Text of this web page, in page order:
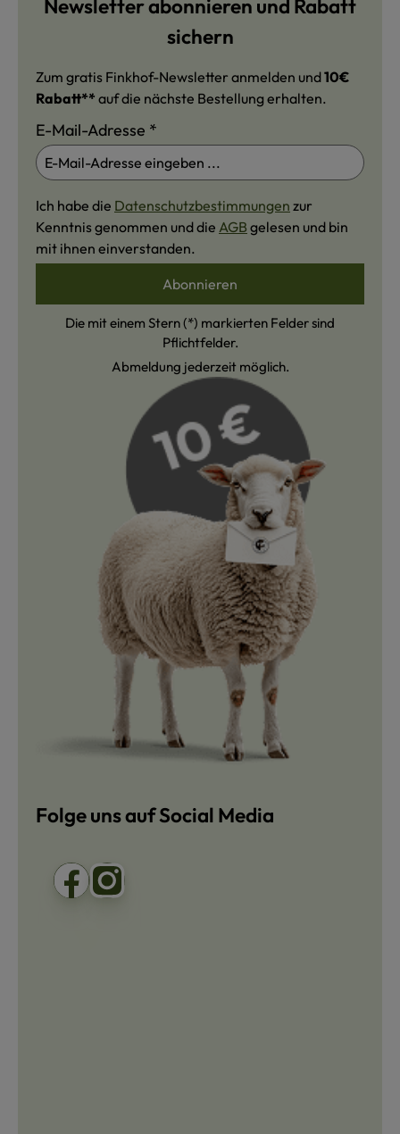
Newsletter abonnieren und Rabatt
sichern
Zum gratis Finkhof-Newsletter anmelden und10€
Rabatt** auf die nächste Bestellung erhalten.
E-Mail-Adresse *
Ich habe die Datenschutzbestimmungen zur
Kenntnis genommen und die AGB gelesen und bin
mit ihnen einverstanden.
Abonnieren
Die mit einem Stern (*) markierten Felder sind
Pflichtfelder.
Abmeldung jederzeit möglich.
Folge uns auf Social Media